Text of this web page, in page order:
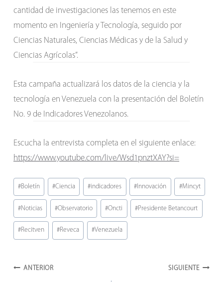
cantidad de investigaciones las tenemos en este
momento en Ingeniería y Tecnología, seguido por
Ciencias Naturales, Ciencias Médicas y de la Salud y
Ciencias Agrícolas”.
Esta campaña actualizará los datos de la ciencia y la
tecnología en Venezuela con la presentación del Boletín
No. 9 de Indicadores Venezolanos.
Escucha la entrevista completa en el siguiente enlace:
https://www.youtube.com/live/Wsd1pnztXAY?si=
Etiquetas
de
la
entrada:
#Boletín #Ciencia #indicadores # Innovación #Mincyt
#Noticias #Observatorio #Oncti #Presidente Betancourt
#Recitven #Reveca #Venezuela
Navegación
ANTERIOR SIGUIENTE